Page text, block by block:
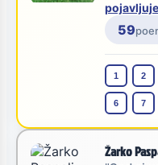
59
1 2
6 7
Žarko